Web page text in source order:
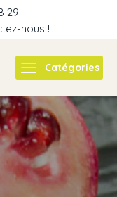
29
nous !
Catégories